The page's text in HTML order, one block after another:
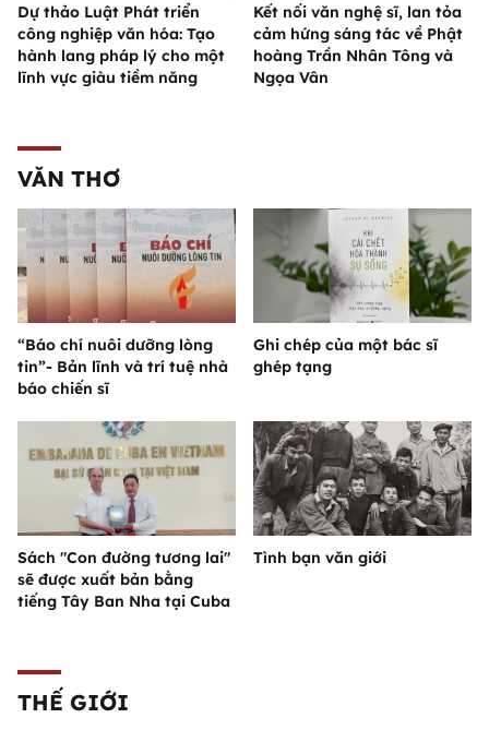
Dự thảo Luật Phát triển
công nghiệp văn hóa: Tạo
hành lang pháp lý cho một
lĩnh vực giàu tiềm năng
Kết nối văn nghệ sĩ, lan tỏa
cảm hứng sáng tác về Phật
hoàng Trần Nhân Tông và
Ngọa Vân
VĂN THƠ
“Báo chí nuôi dưỡng lòng
tin”- Bản lĩnh và trí tuệ nhà
báo chiến sĩ
Ghi chép của một bác sĩ
ghép tạng
Sách "Con đường tương lai"
sẽ được xuất bản bằng
tiếng Tây Ban Nha tại Cuba
Tình bạn văn giới
THẾ GIỚI